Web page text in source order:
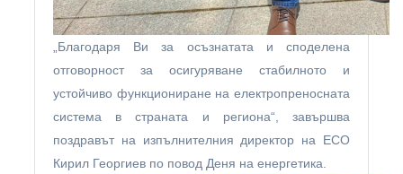
„Благодаря Ви за осъзнатата и споделена
отговорност за осигуряване стабилното и
устойчиво функциониране на електропреносната
система в страната и региона“, завършва
поздравът на изпълнителния директор на ЕСО
Кирил Георгиев по повод Деня на енергетика.